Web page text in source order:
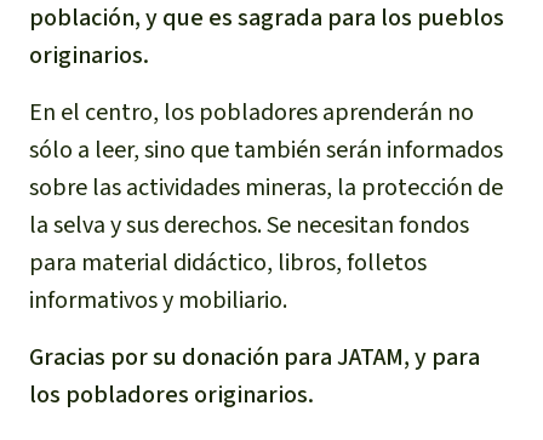
población, y que es sagrada para los pueblos
originarios.
En el centro, los pobladores aprenderán no
sólo a leer, sino que también serán informados
sobre las actividades mineras, la protección de
la selva y sus derechos. Se necesitan fondos
para material didáctico, libros, folletos
informativos y mobiliario.
Gracias por su donación para JATAM, y para
los pobladores originarios.